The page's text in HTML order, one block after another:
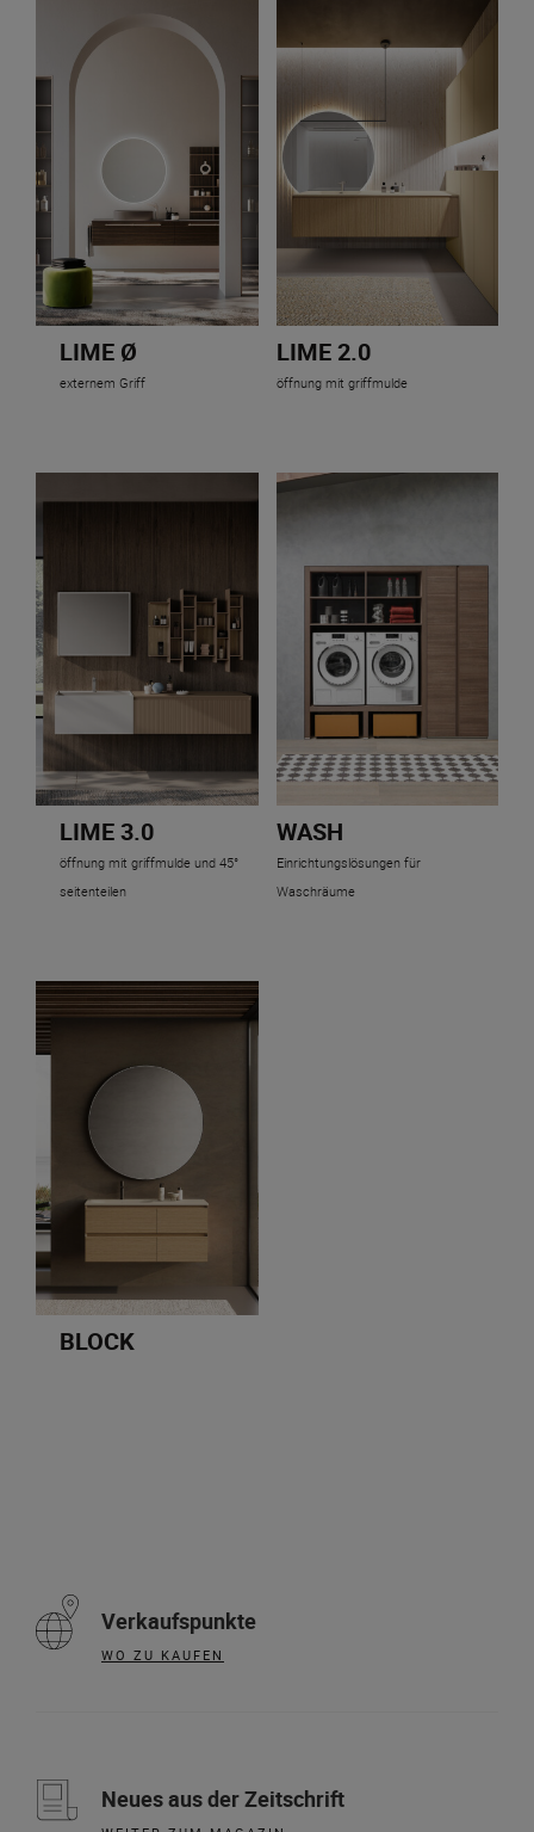
LIME Ø
externem Griff
LIME 2.0
öffnung mit griffmulde
LIME 3.0
öffnung mit griffmulde und 45°
seitenteilen
WASH
Einrichtungslösungen für
Waschräume
BLOCK
Verkaufspunkte
WO ZU KAUFEN
Neues aus der Zeitschrift